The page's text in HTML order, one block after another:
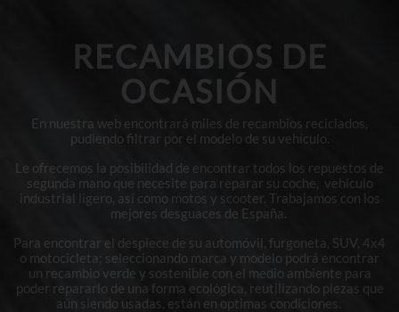
RECAMBIOS DE
OCASIÓN
En nuestra web encontrará miles de recambios reciclados,
pudiendo filtrar por el modelo de su vehículo.
Le ofrecemos la posibilidad de encontrar todos los repuestos de
segunda mano que necesite para reparar su coche, vehículo
industrial ligero, así como motos y scooter. Trabajamos con los
mejores desguaces de España.
Para encontrar el despiece de su automóvil, furgoneta, SUV, 4x4
o motocicleta; seleccionando marca y modelo podrá encontrar
un recambio verde y sostenible con el medio ambiente para
poder repararlo de una forma ecológica, reutilizando piezas que
aún siendo usadas, están en optimas condiciones.